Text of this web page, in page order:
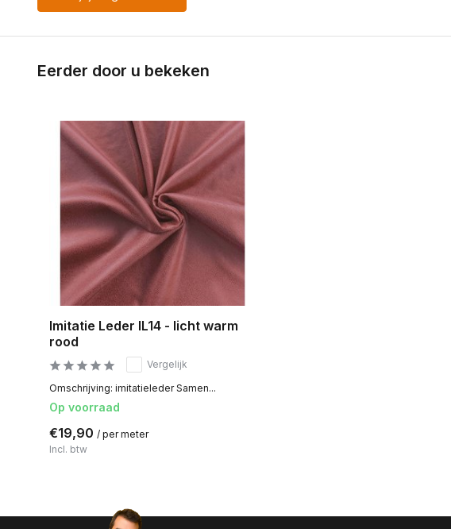
Eerder door u bekeken
Imitatie Leder IL14 - licht warm
rood
Vergelijk
Omschrijving: imitatieleder Samen...
Op voorraad
€19,90 / per meter
Incl. btw